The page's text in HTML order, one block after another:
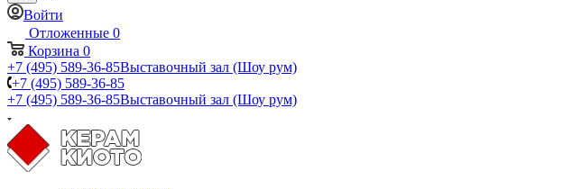
Войти
Отложенные 0
Корзина 0
+7 (495) 589-36-85Выставочный зал (Шоу рум)
+7 (495) 589-36-85
+7 (495) 589-36-85Выставочный зал (Шоу рум)